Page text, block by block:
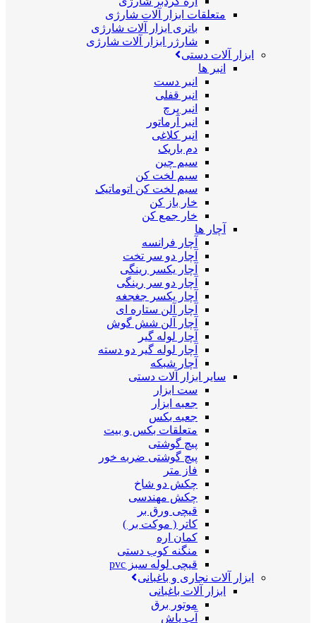
متعلقات ابزار آلات شارژی
باتری ابزار آلات شارژی
شارژر ابزار آلات شارژی
ابزار آلات دستی
انبر ها
انبر دست
انبر قفلی
انبر پرچ
انبر آرماتور
انبر کلاغی
دم باریک
سیم چین
سیم لخت کن
سیم لخت کن اتوماتیک
خار باز کن
خار جمع کن
آچار ها
آچار فرانسه
آچار دو سر تخت
آچار یکسر رینگی
آچار دو سر رینگی
آچار یکسر جغجغه
آچار آلن ستاره ای
آچار آلن شش گوش
آچار لوله گیر
آچار لوله گیر دو دسته
آچار شبکه
سایر ابزار آلات دستی
ست ابزار
جعبه ابزار
جعبه بکس
متعلقات بکس و بیت
پیچ گوشتی
پیچ گوشتی ضربه خور
فاز متر
چکش دو شاخ
چکش مهندسی
قیچی ورق بر
کاتر ( موکت بر )
کمان اره
منگنه کوب دستی
قیچی لوله سبز pvc
ابزار آلات نجاری و باغبانی
ابزار آلات باغبانی
موتور برق
آب پاش